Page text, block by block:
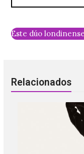
Este dúo
Relacionados